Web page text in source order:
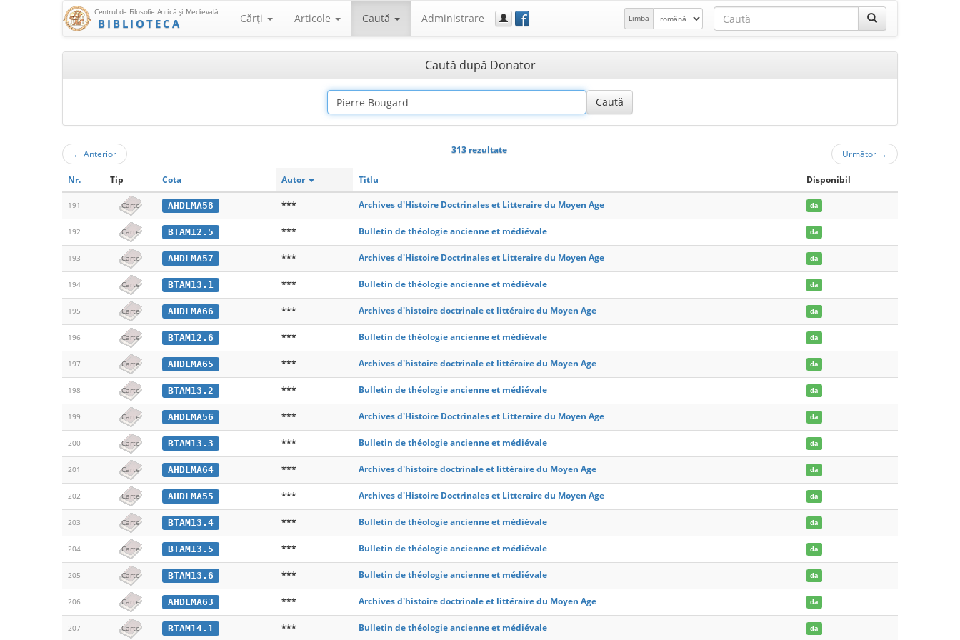
Centrul de Filosofie Antică şi Medievală
BIBLIOTECA Cărţi Articole Caută Administrare f Limba
Caută după Donator
← Anterior 313 rezultate Următor →
Nr. Tip Cota Autor Titlu Disponibil
191 Carte AHDLMA58 *** Archives d'Histoire Doctrinales et Litteraire du Moyen Age da
192 Carte BTAM12.5 *** Bulletin de théologie ancienne et médiévale da
193 Carte AHDLMA57 *** Archives d'Histoire Doctrinales et Litteraire du Moyen Age da
194 Carte BTAM13.1 *** Bulletin de théologie ancienne et médiévale da
195 Carte AHDLMA66 *** Archives d'histoire doctrinale et littéraire du Moyen Age da
196 Carte BTAM12.6 *** Bulletin de théologie ancienne et médiévale da
197 Carte AHDLMA65 *** Archives d'histoire doctrinale et littéraire du Moyen Age da
198 Carte BTAM13.2 *** Bulletin de théologie ancienne et médiévale da
199 Carte AHDLMA56 *** Archives d'Histoire Doctrinales et Litteraire du Moyen Age da
200 Carte BTAM13.3 *** Bulletin de théologie ancienne et médiévale da
201 Carte AHDLMA64 *** Archives d'histoire doctrinale et littéraire du Moyen Age da
202 Carte AHDLMA55 *** Archives d'Histoire Doctrinales et Litteraire du Moyen Age da
203 Carte BTAM13.4 *** Bulletin de théologie ancienne et médiévale da
204 Carte BTAM13.5 *** Bulletin de théologie ancienne et médiévale da
205 Carte BTAM13.6 *** Bulletin de théologie ancienne et médiévale da
206 Carte AHDLMA63 *** Archives d'histoire doctrinale et littéraire du Moyen Age da
207 Carte BTAM14.1 *** Bulletin de théologie ancienne et médiévale da